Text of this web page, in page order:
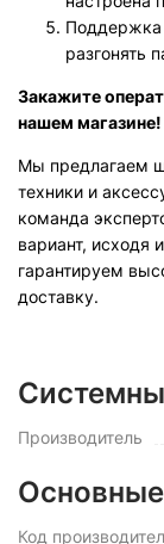
Поддержка
разгонять
Закажите
нашем магазине!
Мы предлагаем
техники и
команда
вариант, исходя
гарантируем
доставку.
Производитель
Основные
Код